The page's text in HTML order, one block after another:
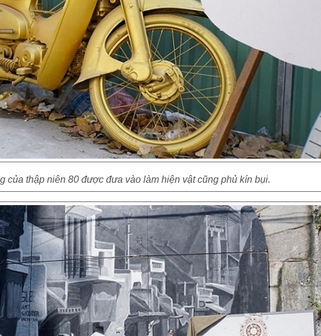
của thập niên 80 được đưa vào làm hiện vật cũng phủ kín bụi.